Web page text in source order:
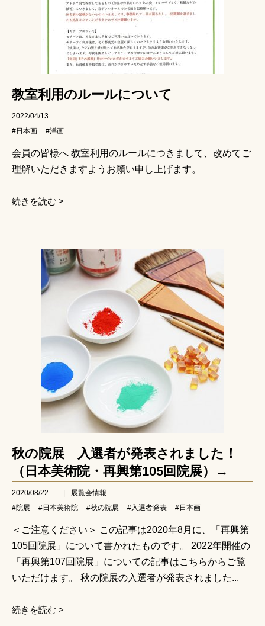
教室利用のルールについて
2022/04/13
#日本画
#洋画
会員の皆様へ 教室利用のルールにつきまして、改めてご
理解いただきますようお願い申し上げます。
続きを読む >
秋の院展 入選者が発表されました！
（日本美術院・再興第105回院展）→
2020/08/22
展覧会情報
#院展
#日本美術院 #秋の院展 #入選者発表 #日本画
＜ご注意ください＞ この記事は2020年8月に、「再興第
105回院展」について書かれたものです。 2022年開催の
「再興第107回院展」についての記事はこちらからご覧
いただけます。 秋の院展の入選者が発表されました...
続きを読む >